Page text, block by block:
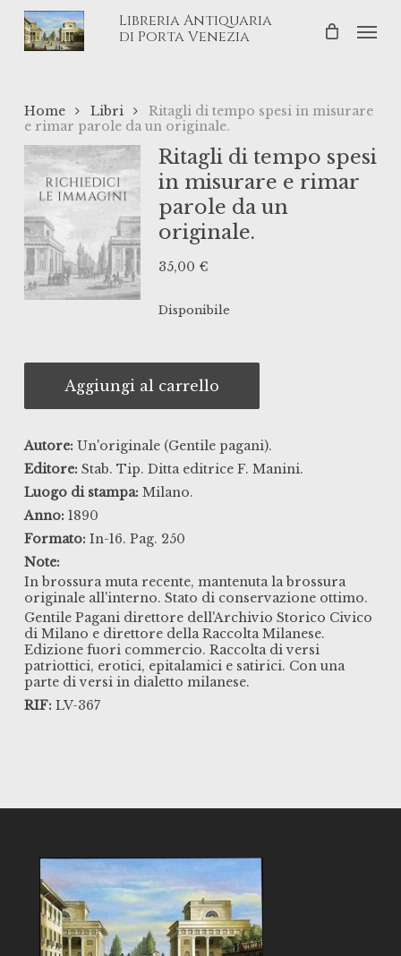
Skip
Libreria Antiquaria
di Porta Venezia
Home Libri
Ritagli di tempo spesi in misurare
e rimar parole da un originale.
Ritagli di tempo spesi
in misurare e rimar
parole da un
originale.
35,00 €
Disponibile
Aggiungi al carrello
Autore: Un'originale (Gentile pagani).
Editore: Stab. Tip. Ditta editrice F. Manini.
Luogo di stampa: Milano.
Anno: 1890
Formato: In-16. Pag. 250
Note:
In brossura muta recente, mantenuta la brossura
originale all'interno. Stato di conservazione ottimo.
Gentile Pagani direttore dell'Archivio Storico Civico
di Milano e direttore della Raccolta Milanese.
Edizione fuori commercio. Raccolta di versi
patriottici, erotici, epitalamici e satirici. Con una
parte di versi in dialetto milanese.
RIF: LV-367